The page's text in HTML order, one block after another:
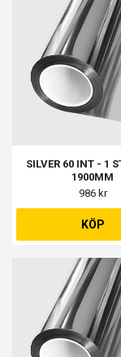
SILVER 60 INT - 1
1900MM
986 kr
KÖP